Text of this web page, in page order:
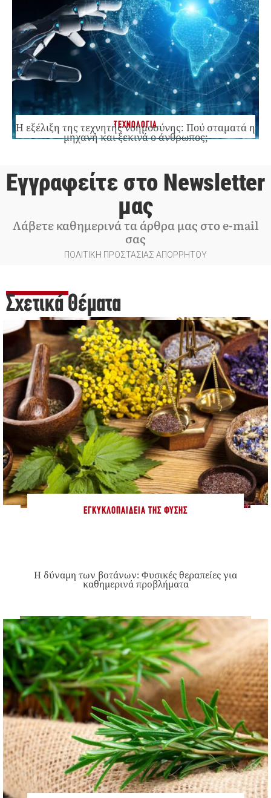
ΤΕΧΝΟΛΟΓΙΑ
Η εξέλιξη της τεχνητής νοημοσύνης: Πού σταματά η
μηχανή και ξεκινά ο άνθρωπος;
Εγγραφείτε στο Newsletter
μας
Λάβετε καθημερινά τα άρθρα μας στο e-mail
σας
ΠΟΛΙΤΙΚΗ ΠΡΟΣΤΑΣΙΑΣ ΑΠΟΡΡΗΤΟΥ
Σχετικά Θέματα
ΕΓΚΥΚΛΟΠΑΊΔΕΙΑ ΤΗΣ ΦΎΣΗΣ
Η δύναμη των βοτάνων: Φυσικές θεραπείες για
καθημερινά προβλήματα